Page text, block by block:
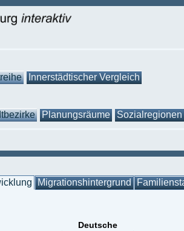
Innerstädtischer Vergleich
Planungsräume Sozialregionen
Migrationshintergrund
Deutsche